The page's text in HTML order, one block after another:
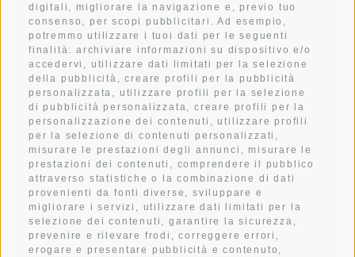
digitali, migliorare la navigazione e, previo tuo
consenso, per scopi pubblicitari. Ad esempio,
potremmo utilizzare i tuoi dati per le seguenti
finalità: archiviare informazioni su dispositivo e/o
accedervi, utilizzare dati limitati per la selezione
della pubblicità, creare profili per la pubblicità
personalizzata, utilizzare profili per la selezione
di pubblicità personalizzata, creare profili per la
personalizzazione dei contenuti, utilizzare profili
per la selezione di contenuti personalizzati,
misurare le prestazioni degli annunci, misurare le
prestazioni dei contenuti, comprendere il pubblico
attraverso statistiche o la combinazione di dati
provenienti da fonti diverse, sviluppare e
migliorare i servizi, utilizzare dati limitati per la
selezione dei contenuti, garantire la sicurezza,
prevenire e rilevare frodi, correggere errori,
erogare e presentare pubblicità e contenuto,
Alto Adige . Dolomiti
METEO
COME RAGGIUNGERCI
IMMAGINI
CONTATTO